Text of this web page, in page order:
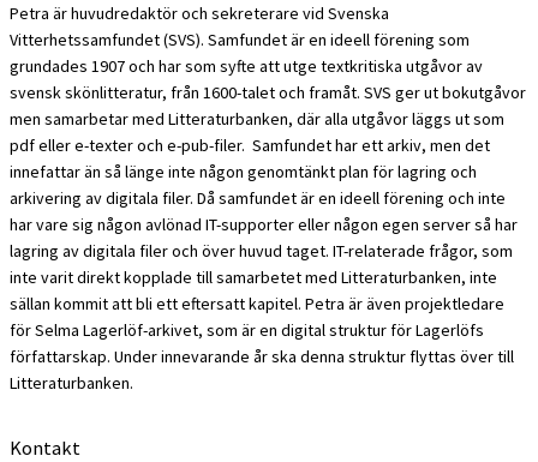
Petra är huvudredaktör och sekreterare vid Svenska
Vitterhetssamfundet (SVS). Samfundet är en ideell förening som
grundades 1907 och har som syfte att utge textkritiska utgåvor av
svensk skönlitteratur, från 1600-talet och framåt. SVS ger ut bokutgåvor
men samarbetar med Litteraturbanken, där alla utgåvor läggs ut som
pdf eller e-texter och e-pub-filer. Samfundet har ett arkiv, men det
innefattar än så länge inte någon genomtänkt plan för lagring och
arkivering av digitala filer. Då samfundet är en ideell förening och inte
har vare sig någon avlönad IT-supporter eller någon egen server så har
lagring av digitala filer och över huvud taget. IT-relaterade frågor, som
inte varit direkt kopplade till samarbetet med Litteraturbanken, inte
sällan kommit att bli ett eftersatt kapitel. Petra är även projektledare
för Selma Lagerlöf-arkivet, som är en digital struktur för Lagerlöfs
författarskap. Under innevarande år ska denna struktur flyttas över till
Litteraturbanken.
Kontakt